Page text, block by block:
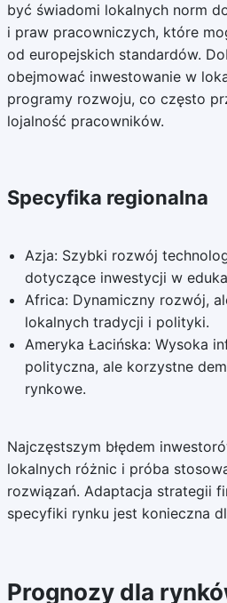
być świadomi lokalnych norm
i praw pracowniczych, które
od europejskich standardów.
obejmować inwestowanie w
programy rozwoju, co często
lojalność pracowników.
Specyfika regionalna
Azja: Szybki rozwój
dotyczące inwestycji w
Africa: Dynamiczny rozwój,
lokalnych tradycji i polityki.
Ameryka Łacińska: Wysoka
polityczna, ale korzystne
rynkowe.
Najczęstszym błędem
lokalnych różnic i próba
rozwiązań. Adaptacja strategii
specyfiki rynku jest konieczna
Prognozy dla